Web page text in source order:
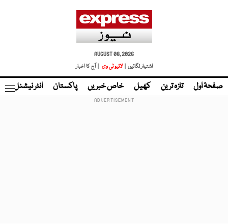
AUGUST 08, 2026
اشتہار لگائیں |
لائیو ٹی وی | آج کا اخبار
صفحۂ اول تازہ ترین کھیل خاص خبریں پاکستان انٹر نیشنل